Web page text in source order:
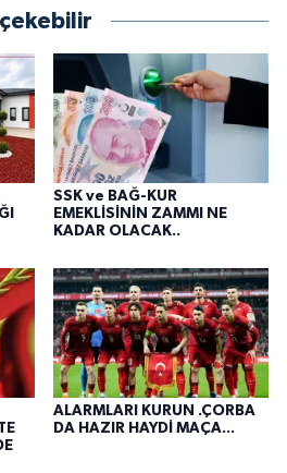
SSK ve BAĞ-KUR
EMEKLİSİNİN ZAMMI NE
KADAR OLACAK..
ALARMLARI KURUN .ÇORBA
DA HAZIR HAYDİ MAÇA...